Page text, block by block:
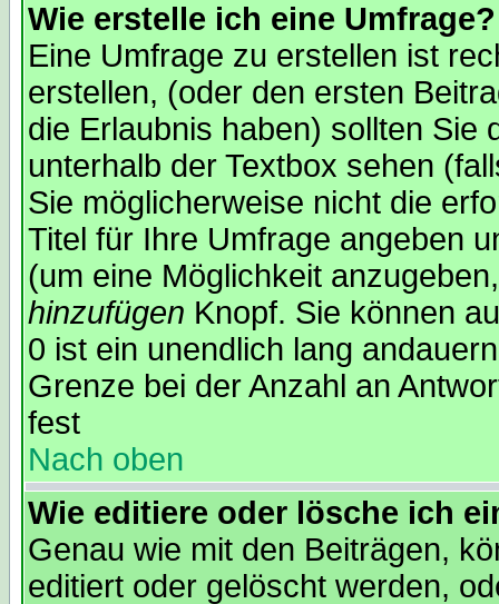
Wie erstelle ich eine Umfrage?
Eine Umfrage zu erstellen ist
erstellen, (oder den ersten
die Erlaubnis haben) sollten Sie
unterhalb der Textbox sehen
Sie möglicherweise nicht die
Titel für Ihre Umfrage angeben
(um eine Möglichkeit
hinzufügen Knopf. Sie können
0 ist ein unendlich lang
Grenze bei der Anzahl an
fest
Nach oben
Wie editiere oder lösche ich
Genau wie mit den Beiträgen,
editiert oder gelöscht werden,